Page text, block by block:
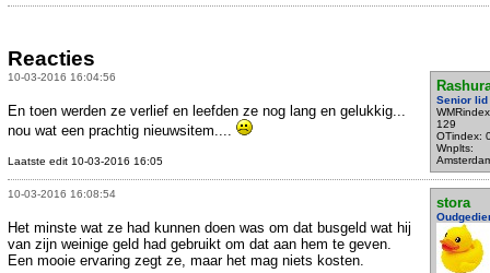
Reacties
10-03-2016 16:04:56
Senior lid
129
OTindex:
Wnplts:
En toen werden ze verlief en leefden ze nog lang en gelukkig...
nou wat een prachtig nieuwsitem....
Laatste edit 10-03-2016 16:05
10-03-2016 16:08:54
stora
Het minste wat ze had kunnen doen was om dat busgeld wat hij
van zijn weinige geld had gebruikt om dat aan hem te geven.
Een mooie ervaring zegt ze, maar het mag niets kosten.